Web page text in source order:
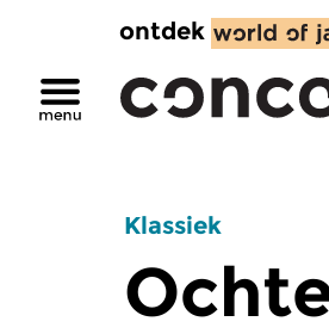
ontdek
Klassiek